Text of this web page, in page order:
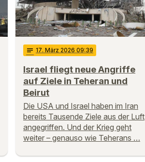
notes 17. März 2026 09:39
Israel fliegt neue Angriffe
auf Ziele in Teheran und
Beirut
Die USA und Israel haben im Iran
bereits Tausende Ziele aus der Luft
angegriffen. Und der Krieg geht
weiter – genauso wie Teherans …